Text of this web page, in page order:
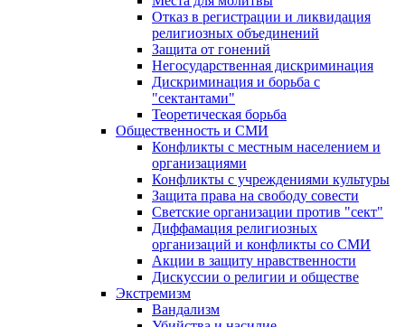
Отказ в регистрации и ликвидация
религиозных объединений
Защита от гонений
Негосударственная дискриминация
Дискриминация и борьба с
"сектантами"
Теоретическая борьба
Общественность и СМИ
Конфликты с местным населением и
организациями
Конфликты с учреждениями культуры
Защита права на свободу совести
Светские организации против "сект"
Диффамация религиозных
организаций и конфликты со СМИ
Акции в защиту нравственности
Дискуссии о религии и обществе
Экстремизм
Вандализм